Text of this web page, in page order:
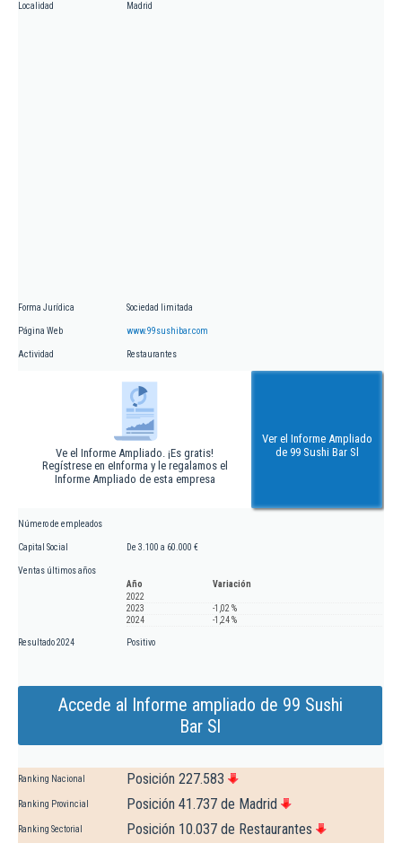
Localidad Madrid
Forma Jurídica Sociedad limitada
Página Web www.99sushibar.com
Actividad Restaurantes
Ve el Informe Ampliado. ¡Es gratis!
Regístrese en eInforma y le regalamos el
Informe Ampliado de esta empresa
Ver el Informe Ampliado
de 99 Sushi Bar Sl
Número de empleados
Capital Social De 3.100 a 60.000 €
Ventas últimos años
Año
Variación
2022
2023
-1,02 %
2024
-1,24 %
Resultado 2024 Positivo
Accede al Informe ampliado de 99 Sushi
Bar Sl
Ranking Nacional Posición 227.583
Ranking Provincial Posición 41.737 de Madrid
Ranking Sectorial Posición 10.037 de Restaurantes